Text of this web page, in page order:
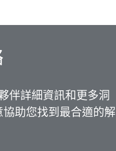
伴詳細資訊和更多洞
助您找到最合適的解